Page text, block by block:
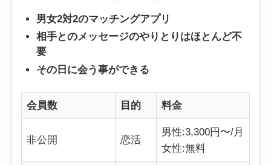
男女2対2のマッチングアプリ
相手とのメッセージのやりとりはほとんど不
要
その日に会う事ができる
会員数 目的 料金
非公開 恋活
男性:3,300円〜/月
女性:無料